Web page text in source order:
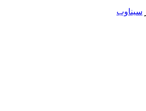
سیناوب